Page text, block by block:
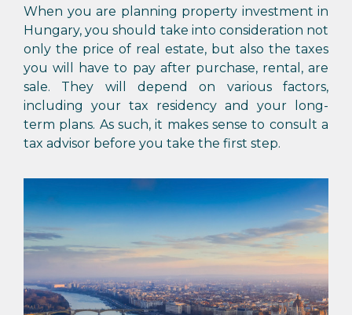
When you are planning property investment in
Hungary, you should take into consideration not
only the price of real estate, but also the taxes
you will have to pay after purchase, rental, are
sale. They will depend on various factors,
including your tax residency and your long-
term plans. As such, it makes sense to consult a
tax advisor before you take the first step.